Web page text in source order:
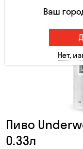
Пиво
0.33л
Ваш
Нет,